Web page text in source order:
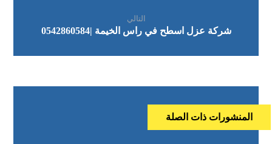
التالي
شركة عزل اسطح في راس الخيمة |0542860584
المنشورات ذات الصلة